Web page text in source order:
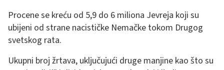
Procene se kreću od 5,9 do 6 miliona Jevreja koji su
ubijeni od strane nacističke Nemačke tokom Drugog
svetskog rata.
Ukupni broj žrtava, uključujući druge manjine kao što su